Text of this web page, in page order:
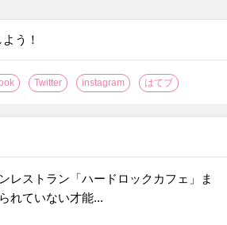
う！
Twitter instagram はてブ
レストラン「ハードロックカフェ」ま
れていない才能...